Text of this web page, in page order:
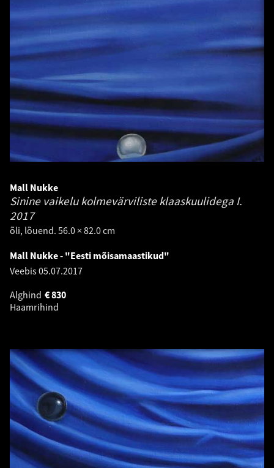
Mall Nukke
Sinine vaikelu kolmevärviliste klaaskuulidega I.
2017
õli, lõuend. 56.0 × 82.0 cm
Mall Nukke - "Eesti mõisamaastikud"
Veebis05.07.2017
Alghind
830
€
Haamrihind